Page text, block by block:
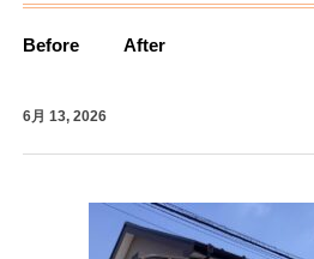
Before
6月 13, 2026